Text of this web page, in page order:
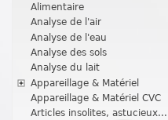
Alimentaire
Analyse de l'air
Analyse de l'eau
Analyse des sols
Analyse du lait
Appareillage & Matériel
Appareillage & Matériel CVC
Articles insolites, astucieux...